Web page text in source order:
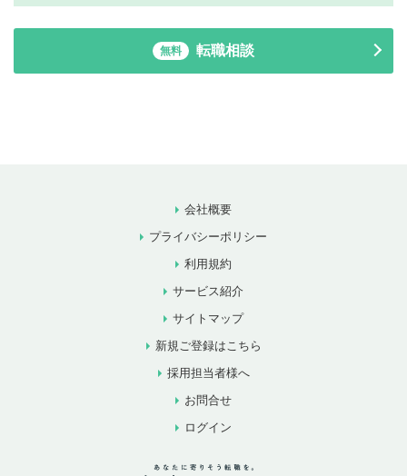
無料 転職相談
会社概要
プライバシーポリシー
利用規約
サービス紹介
サイトマップ
新規ご登録はこちら
採用担当者様へ
お問合せ
ログイン